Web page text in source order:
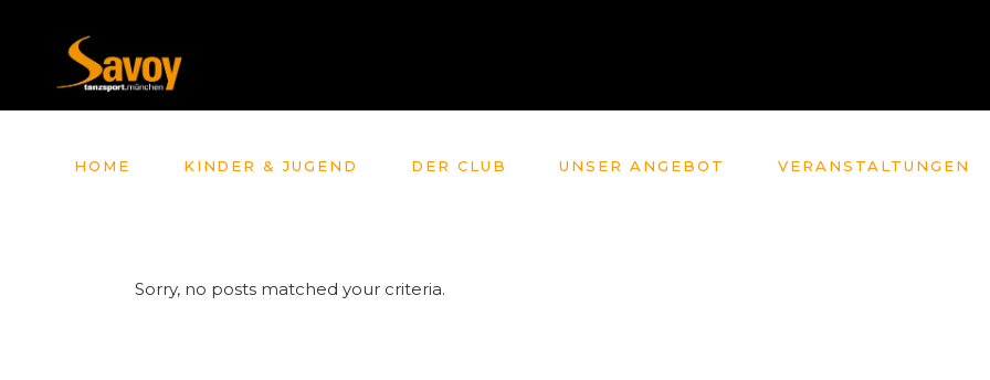
HOME KINDER & JUGEND DER CLUB UNSER ANGEBOT VERANSTALTUNGEN
Sorry, no posts matched your criteria.